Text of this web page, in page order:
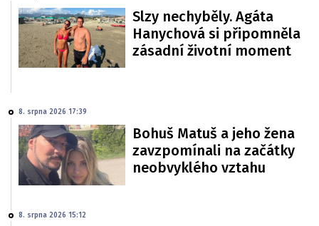
Slzy nechyběly. Agáta
Hanychová si připomněla
zásadní životní moment
8. srpna 2026 17:39
Bohuš Matuš a jeho žena
zavzpomínali na začátky
neobvyklého vztahu
8. srpna 2026 15:12